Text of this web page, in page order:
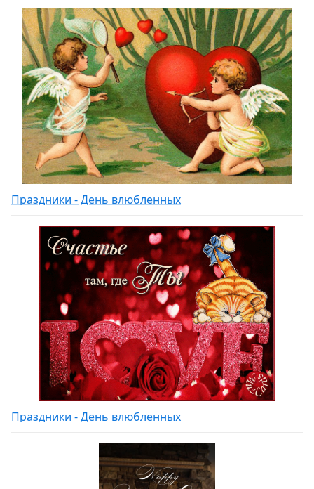
Праздники - День влюбленных
Праздники - День влюбленных